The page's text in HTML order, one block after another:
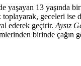
yaşayan 13 yaşında bir
geceleri ise
ederek geçirir. Aysız
birinde çağın